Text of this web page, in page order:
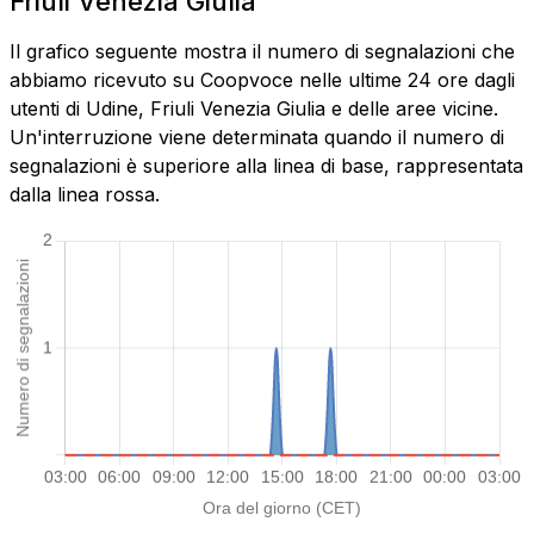
Il grafico seguente mostra il numero di segnalazioni che
abbiamo ricevuto su Coopvoce nelle ultime 24 ore dagli
utenti di Udine, Friuli Venezia Giulia e delle aree vicine.
Un'interruzione viene determinata quando il numero di
segnalazioni è superiore alla linea di base, rappresentata
dalla linea rossa.